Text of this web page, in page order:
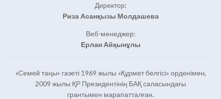
Директор:
Риза Асанқызы Молдашева
Веб-менеджер:
Ерлан Айқынұлы
«Семей таңы» газеті 1969 жылы «Құрмет белгісі» орденімен,
2009 жылы ҚР Президентінің БАҚ саласындағы
грантымен марапатталған.